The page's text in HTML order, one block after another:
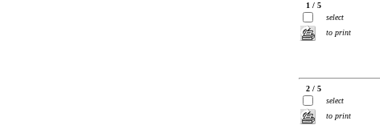
1 / 5
select
to print
2 / 5
select
to print